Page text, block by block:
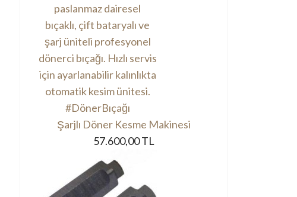
Şarjlı Döner Kesme Makinesi
57.600,00 TL